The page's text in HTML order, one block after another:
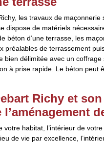
les travaux de
dispose de matériels
béton d’une terrasse, les
préalables de terrassement
bien délimitée avec un coffrage
à prise rapide. Le béton
Richy et
l’aménagement
votre habitat, l’intérieur de
de vie par excellence,